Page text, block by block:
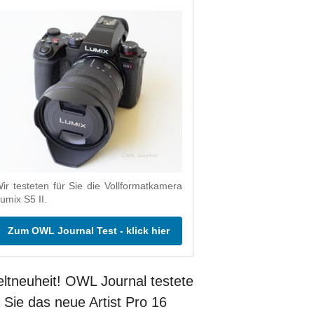
testeten für Sie die Vollformatkamera
S5 II.
Zum OWL Journal Test - klick hier
OWL Journal testete
Sie das neue Artist Pro 16